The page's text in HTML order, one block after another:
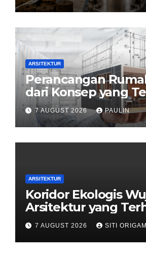
ARSITEKTUR
Perancangan
dari Konsep yang
7 AUGUST 2026 PAULIN
ARSITEKTUR
Koridor Ekologis
Arsitektur yang
dengan Alam
7 AUGUST 2026 SITI ORIGAMI